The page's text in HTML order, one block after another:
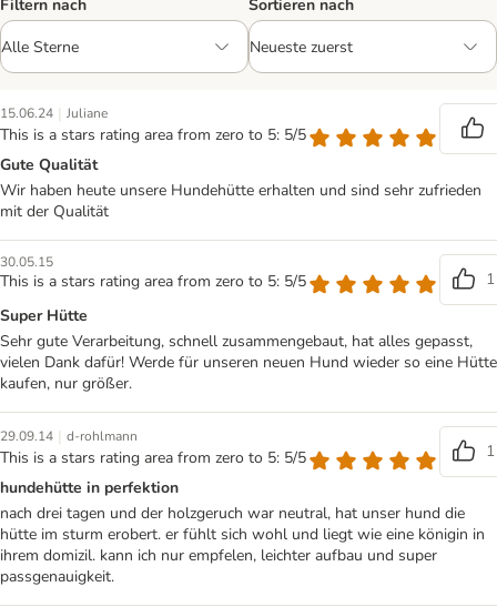
Filtern nach Sortieren nach
15.06.24 | Juliane
This is a stars rating area from zero to 5: 5/5
Gute Qualität
Wir haben heute unsere Hundehütte erhalten und sind sehr zufrieden
mit der Qualität
30.05.15
This is a stars rating area from zero to 5: 5/5
1
Super Hütte
Sehr gute Verarbeitung, schnell zusammengebaut, hat alles gepasst,
vielen Dank dafür! Werde für unseren neuen Hund wieder so eine Hütte
kaufen, nur größer.
29.09.14 | d-rohlmann
This is a stars rating area from zero to 5: 5/5
1
hundehütte in perfektion
nach drei tagen und der holzgeruch war neutral, hat unser hund die
hütte im sturm erobert. er fühlt sich wohl und liegt wie eine königin in
ihrem domizil. kann ich nur empfelen, leichter aufbau und super
passgenauigkeit.